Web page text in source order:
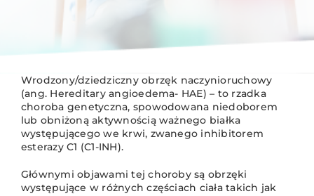
Wrodzony/dziedziczny obrzęk naczynioruchowy
(ang. Hereditary angioedema- HAE) – to rzadka
choroba genetyczna, spowodowana niedoborem
lub obniżoną aktywnością ważnego białka
występującego we krwi, zwanego inhibitorem
esterazy C1 (C1-INH).
Głównymi objawami tej choroby są obrzęki
występujące w różnych częściach ciała takich jak